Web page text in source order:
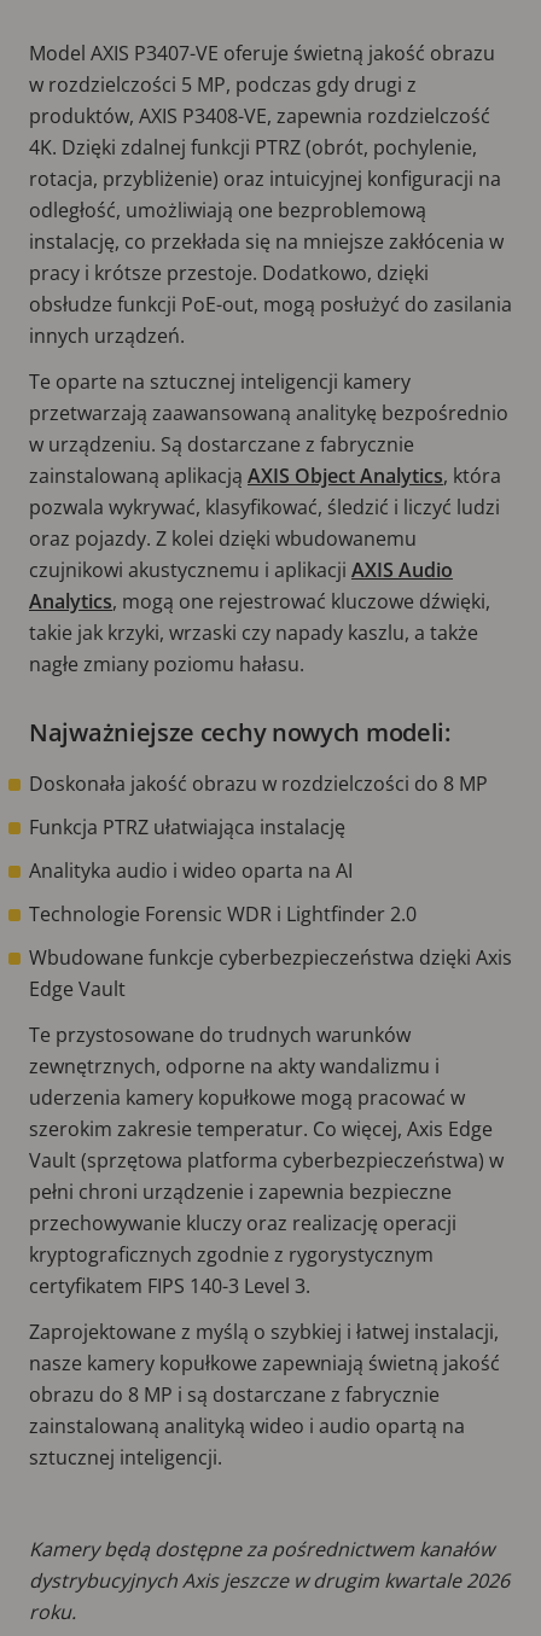
Model AXIS P3407-VE oferuje świetną jakość obrazu
w rozdzielczości 5 MP, podczas gdy drugi z
produktów, AXIS P3408-VE, zapewnia rozdzielczość
4K. Dzięki zdalnej funkcji PTRZ (obrót, pochylenie,
rotacja, przybliżenie) oraz intuicyjnej konfiguracji na
odległość, umożliwiają one bezproblemową
instalację, co przekłada się na mniejsze zakłócenia w
pracy i krótsze przestoje. Dodatkowo, dzięki
obsłudze funkcji PoE-out, mogą posłużyć do zasilania
innych urządzeń.
Te oparte na sztucznej inteligencji kamery
przetwarzają zaawansowaną analitykę bezpośrednio
w urządzeniu. Są dostarczane z fabrycznie
zainstalowaną aplikacją AXIS Object Analytics, która
pozwala wykrywać, klasyfikować, śledzić i liczyć ludzi
oraz pojazdy. Z kolei dzięki wbudowanemu
czujnikowi akustycznemu i aplikacji AXIS Audio
Analytics, mogą one rejestrować kluczowe dźwięki,
takie jak krzyki, wrzaski czy napady kaszlu, a także
nagłe zmiany poziomu hałasu.
Najważniejsze cechy nowych modeli:
Doskonała jakość obrazu w rozdzielczości do 8 MP
Funkcja PTRZ ułatwiająca instalację
Analityka audio i wideo oparta na AI
Technologie Forensic WDR i Lightfinder 2.0
Wbudowane funkcje cyberbezpieczeństwa dzięki Axis
Edge Vault
Te przystosowane do trudnych warunków
zewnętrznych, odporne na akty wandalizmu i
uderzenia kamery kopułkowe mogą pracować w
szerokim zakresie temperatur. Co więcej, Axis Edge
Vault (sprzętowa platforma cyberbezpieczeństwa) w
pełni chroni urządzenie i zapewnia bezpieczne
przechowywanie kluczy oraz realizację operacji
kryptograficznych zgodnie z rygorystycznym
certyfikatem FIPS 140-3 Level 3.
Zaprojektowane z myślą o szybkiej i łatwej instalacji,
nasze kamery kopułkowe zapewniają świetną jakość
obrazu do 8 MP i są dostarczane z fabrycznie
zainstalowaną analityką wideo i audio opartą na
sztucznej inteligencji.
Kamery będą dostępne za pośrednictwem kanałów
dystrybucyjnych Axis jeszcze w drugim kwartale 2026
roku.